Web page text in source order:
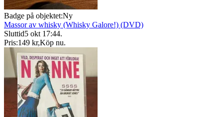
Badge på objektet:Ny
Massor av whisky (Whisky Galore!) (DVD)
Sluttid5 okt 17:44.
Pris:149 kr,Köp nu.